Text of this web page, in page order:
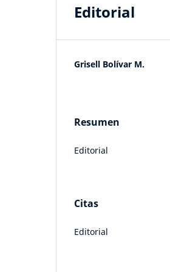
Editorial
Grisell Bolívar M.
Resumen
Editorial
Citas
Editorial